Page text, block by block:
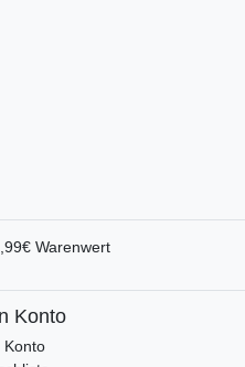
Warenwert
Konto
Konto